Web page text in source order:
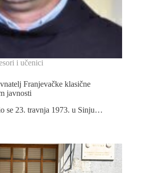
i učenici
Franjevačke klasične
javnosti
se 23. travnja 1973. u Sinju…